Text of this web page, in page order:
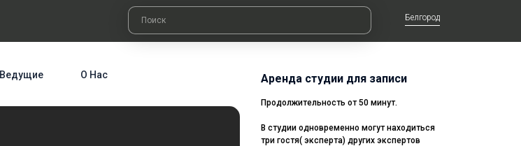
Белгород
Ведущие О Нас Аренда студии для записи
Продолжительность от 50 минут.
В студии одновременно могут находиться
три гостя( эксперта) других экспертов